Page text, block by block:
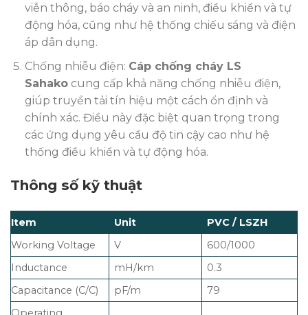
viễn thông, báo cháy và an ninh, điều khiển và tự
động hóa, cũng như hệ thống chiếu sáng và điện
áp dân dụng.
Chống nhiễu điện: Cáp chống cháy LS
Sahakocung cấp khả năng chống nhiễu điện,
giúp truyền tải tín hiệu một cách ổn định và
chính xác. Điều này đặc biệt quan trọng trong
các ứng dụng yêu cầu độ tin cậy cao như hệ
thống điều khiển và tự động hóa.
Thông số kỹ thuật
Item Unit
PVC / LSZH
Working Voltage
V
600/1000
Inductance
mH/km
0.3
Capacitance (C/C)
pF/m
79